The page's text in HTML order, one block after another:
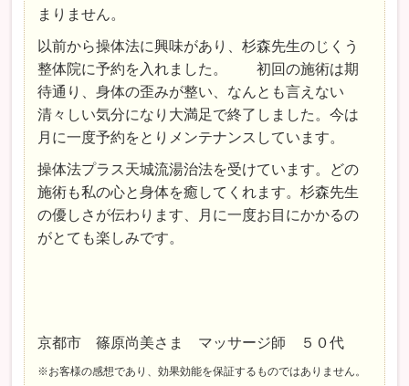
まりません。
以前から操体法に興味があり、杉森先生のじくう
整体院に予約を入れました。 初回の施術は期
待通り、身体の歪みが整い、なんとも言えない
清々しい気分になり大満足で終了しました。今は
月に一度予約をとりメンテナンスしています。
操体法プラス天城流湯治法を受けています。どの
施術も私の心と身体を癒してくれます。杉森先生
の優しさが伝わります、月に一度お目にかかるの
がとても楽しみです。
京都市 篠原尚美さま マッサージ師 ５０代
※お客様の感想であり、効果効能を保証するものではありません。